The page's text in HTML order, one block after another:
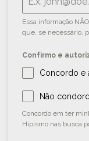
Essa informação
que, se necessário,
Confirmo e
Concordo e
Não
Concordo em ter
Hipismo nas busca